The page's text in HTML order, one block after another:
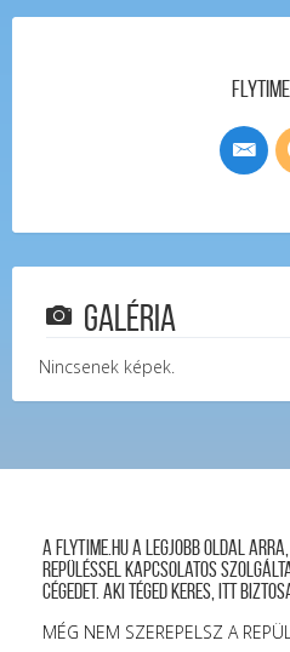
Galéria
Nincsenek képek.
A FLYTIME.HU a legjobb oldal
repüléssel kapcsolatos
cégedet. Aki téged keres, itt
MÉG NEM SZEREPELSZ A